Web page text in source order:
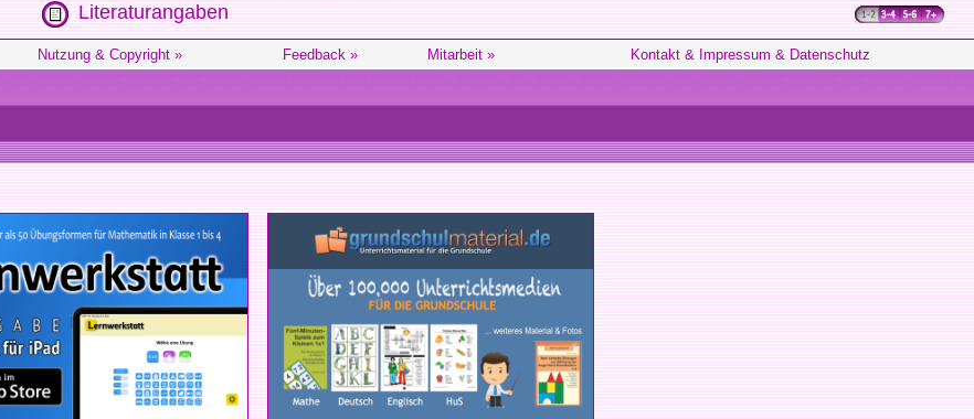
Literaturangaben
Nutzung & Copyright » Feedback » Mitarbeit » Kontakt & Impressum & Datenschutz